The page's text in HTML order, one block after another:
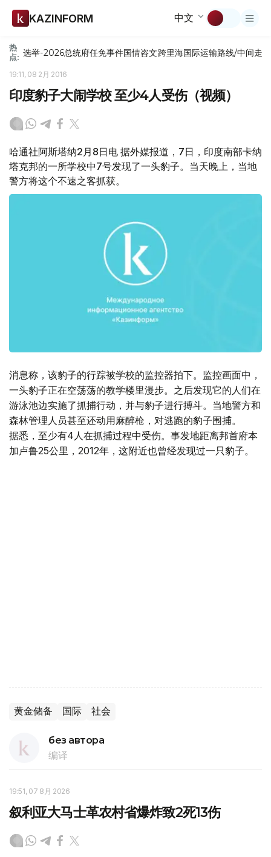
KAZINFORM 中文
热
点: 选举-2026总统府任免事件国情咨文跨里海国际运输路线/中间走廊
19:11, 08 2月 2016
印度豹子大闹学校 至少4人受伤（视频）
哈通社阿斯塔纳2月8日电 据外媒报道，7日，印度南部卡纳
塔克邦的一所学校中7号发现了一头豹子。当天晚上，当地
警方将这个不速之客抓获。
消息称，该豹子的行踪被学校的监控器拍下。监控画面中，
一头豹子正在空荡荡的教学楼里漫步。之后发现它的人们在
游泳池边实施了抓捕行动，并与豹子进行搏斗。当地警方和
森林管理人员甚至还动用麻醉枪，对逃跑的豹子围捕。
据悉，至少有4人在抓捕过程中受伤。事发地距离邦首府本
加卢鲁25公里，2012年，这附近也曾经发现过一只豹子。
黄金储备 国际 社会
без автора
编译
19:51, 07 8月 2026
叙利亚大马士革农村省爆炸致2死13伤